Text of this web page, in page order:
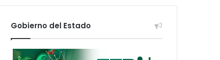
Gobierno del Estado